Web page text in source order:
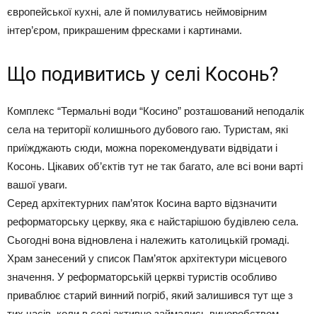
європейської кухні, але й помилуватись неймовірним
інтер’єром, прикрашеним фресками і картинами.
Що подивитись у селі Косонь?
Комплекс “Термальні води “Косино” розташований неподалік
села на території колишнього дубового гаю. Туристам, які
приїжджають сюди, можна порекомендувати відвідати і
Косонь. Цікавих об’єктів тут не так багато, але всі вони варті
вашої уваги.
Серед архітектурних пам’яток Косина варто відзначити
реформаторську церкву, яка є найстарішою будівлею села.
Сьогодні вона відновлена і належить католицькій громаді.
Храм занесений у список Пам’яток архітектури місцевого
значення. У реформаторській церкві туристів особливо
приваблює старий винний погріб, який залишився тут ще з